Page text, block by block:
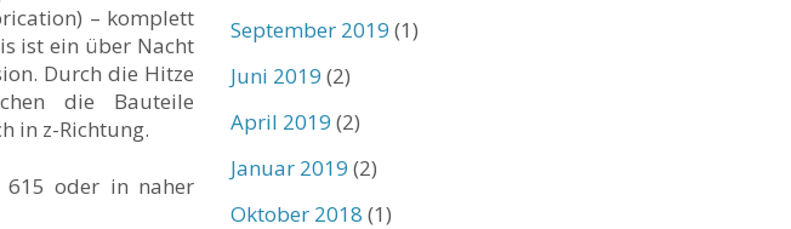
– komplett
ist ein über Nacht
Durch die Hitze
die Bauteile
in z-Richtung.
615 oder in naher
September 2019 (1)
Juni 2019 (2)
April 2019 (2)
Januar 2019 (2)
Oktober 2018 (1)